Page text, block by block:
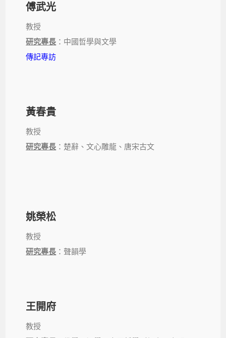
傅武光
教授
研究專長 ：中國哲學與文學
傳記專訪
黃春貴
教授
研究專長 ：楚辭、文心雕龍、唐宋古文
姚榮松
教授
研究專長 ：聲韻學
王開府
教授